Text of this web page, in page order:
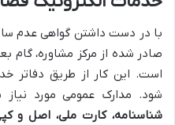
با در دست داشتن گواهی عدم
صادر شده از مرکز مشاوره،
است. این کار از طریق دفاتر
شود. مدارک عمومی مورد نیاز
شناسنامه، کارت ملی، اصل و